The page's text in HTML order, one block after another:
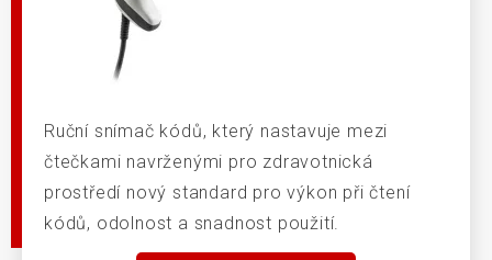
Ruční snímač kódů, který nastavuje mezi
čtečkami navrženými pro zdravotnická
prostředí nový standard pro výkon při čtení
kódů, odolnost a snadnost použití.